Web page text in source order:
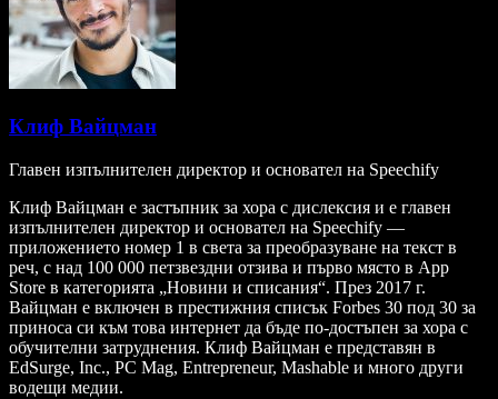
Клиф Вайцман
Главен изпълнителен директор и основател на Speechify
Клиф Вайцман е застъпник за хора с дислексия и е главен
изпълнителен директор и основател на Speechify —
приложението номер 1 в света за преобразуване на текст в
реч, с над 100 000 петзвездни отзива и първо място в App
Store в категорията „Новини и списания“. През 2017 г.
Вайцман е включен в престижния списък Forbes 30 под 30 за
приноса си към това интернет да бъде по-достъпен за хора с
обучителни затруднения. Клиф Вайцман е представян в
EdSurge, Inc., PC Mag, Entrepreneur, Mashable и много други
водещи медии.